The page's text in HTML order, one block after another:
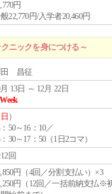
円
22,770円/入学者20,460円
ニックを身につける～
田 昌征
13日 ～ 12月 22日
日 ）
50～16：10／
30～17：50（1日2コマ）
回
円（4回／分割支払い）×3
円（12回／一括前納支払※